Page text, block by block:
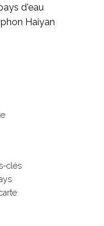
d'eau
Haiyan
clés